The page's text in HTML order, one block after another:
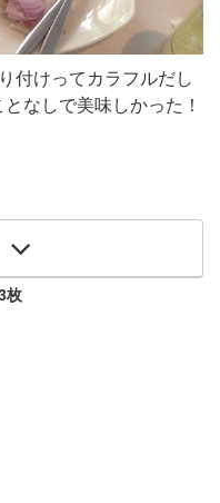
付けってカラフルだし
なしで美味しかった！
枚